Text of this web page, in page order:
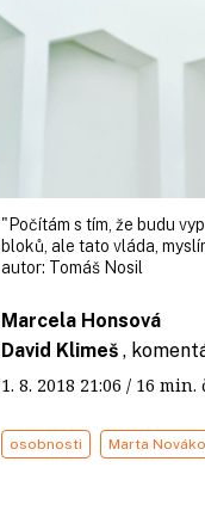
"Počítám s tím, že budu
bloků, ale tato vláda,
autor: Tomáš Nosil
Marcela Honsová
David Klimeš ,
1. 8. 2018 21:06 / 16
osobnosti Marta